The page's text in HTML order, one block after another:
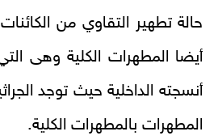
حالة تطهير التقاوي من
أيضا المطهرات الكلية وهى
أنسجته الداخلية حيث توجد
المطهرات بالمطهرات الكلية.